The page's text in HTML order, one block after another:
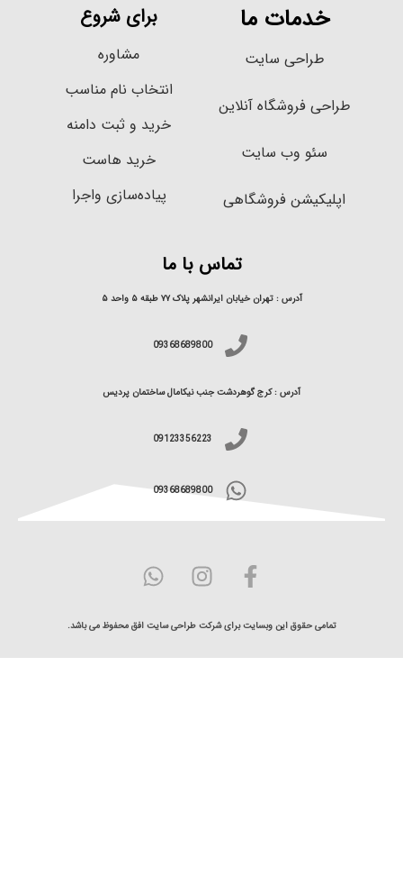
خدمات ما
طراحی سایت
فروشگاه آنلاین
سئو وب سایت
فروشگاهی
برای شروع
انتخاب نام مناسب
خرید و ثبت دامنه
خرید هاست
پیاده‌سازی واجرا
تماس با ما
آدرس : تهران خیابان ایرانشهر پلاک ۷۷ طبقه ۵ واحد ۵
09368689800
آدرس : کرج گوهردشت جنب نیکامال ساختمان پردیس
09123356223
09368689800
تمامی حقوق این وبسایت برای شرکت طراحی سایت افق محفوظ می باشد.